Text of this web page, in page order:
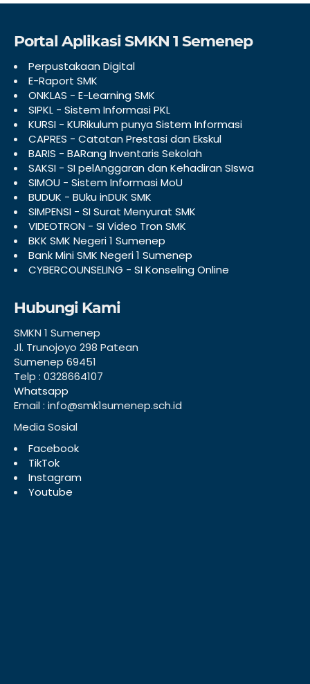
Portal Aplikasi SMKN 1 Semenep
Perpustakaan Digital
E-Raport SMK
ONKLAS - E-Learning SMK
SIPKL - Sistem Informasi PKL
KURSI - KURikulum punya Sistem Informasi
CAPRES - Catatan Prestasi dan Ekskul
BARIS - BARang Inventaris Sekolah
SAKSI - SI pelAnggaran dan Kehadiran SIswa
SIMOU - Sistem Informasi MoU
BUDUK - BUku inDUK SMK
SIMPENSI - SI Surat Menyurat SMK
VIDEOTRON - SI Video Tron SMK
BKK SMK Negeri 1 Sumenep
Bank Mini SMK Negeri 1 Sumenep
CYBERCOUNSELING - SI Konseling Online
Hubungi Kami
SMKN 1 Sumenep
Jl. Trunojoyo 298 Patean
Sumenep 69451
Telp : 0328664107
Whatsapp
Email : info@smk1sumenep.sch.id
Media Sosial
Facebook
TikTok
Instagram
Youtube